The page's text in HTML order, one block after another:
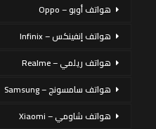
هواتف أوبو – Oppo
هواتف إنفينكس – Infinix
هواتف ريلمي – Realme
هواتف سامسونج – Samsung
هواتف شاومي – Xiaomi